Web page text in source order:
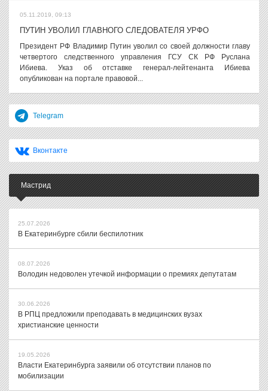
05.11.2019, 09:13
ПУТИН УВОЛИЛ ГЛАВНОГО СЛЕДОВАТЕЛЯ УРФО
Президент РФ Владимир Путин уволил со своей должности главу
четвертого следственного управления ГСУ СК РФ Руслана
Ибиева. Указ об отставке генерал-лейтенанта Ибиева
опубликован на портале правовой...
Telegram
Вконтакте
Мастрид
25.07.2026
В Екатеринбурге сбили беспилотник
08.07.2026
Володин недоволен утечкой информации о премиях депутатам
30.06.2026
В РПЦ предложили преподавать в медицинских вузах
христианские ценности
19.05.2026
Власти Екатеринбурга заявили об отсутствии планов по
мобилизации